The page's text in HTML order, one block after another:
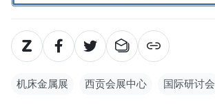
机床金属展 西贡会展中心 国际研讨会